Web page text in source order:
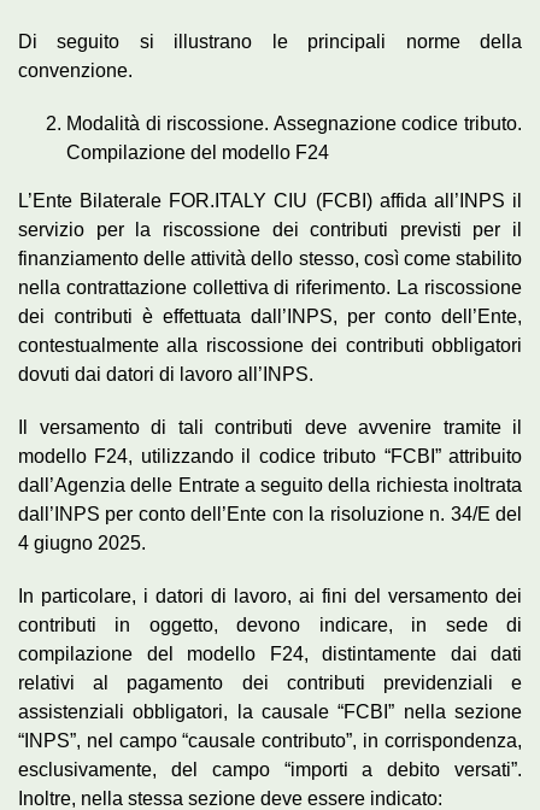
Di seguito si illustrano le principali norme della
convenzione.
Modalità di riscossione. Assegnazione codice tributo.
Compilazione del modello F24
L’Ente Bilaterale FOR.ITALY CIU (FCBI) affida all’INPS il
servizio per la riscossione dei contributi previsti per il
finanziamento delle attività dello stesso, così come stabilito
nella contrattazione collettiva di riferimento. La riscossione
dei contributi è effettuata dall’INPS, per conto dell’Ente,
contestualmente alla riscossione dei contributi obbligatori
dovuti dai datori di lavoro all’INPS.
Il versamento di tali contributi deve avvenire tramite il
modello F24, utilizzando il codice tributo “FCBI” attribuito
dall’Agenzia delle Entrate a seguito della richiesta inoltrata
dall’INPS per conto dell’Ente con la risoluzione n. 34/E del
4 giugno 2025.
In particolare, i datori di lavoro, ai fini del versamento dei
contributi in oggetto, devono indicare, in sede di
compilazione del modello F24, distintamente dai dati
relativi al pagamento dei contributi previdenziali e
assistenziali obbligatori, la causale “FCBI” nella sezione
“INPS”, nel campo “causale contributo”, in corrispondenza,
esclusivamente, del campo “importi a debito versati”.
Inoltre, nella stessa sezione deve essere indicato: